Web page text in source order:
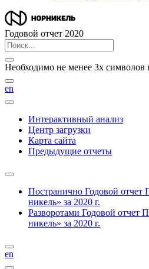
Годовой отчет 2020
Необходимо не менее 3х символов
en
Интерактивный анализ
Центр загрузки
Карта сайта
Предыдущие отчеты
Постранично Годовой
никель» за 2020 г.
Разворотами Годовой
никель» за 2020 г.
en